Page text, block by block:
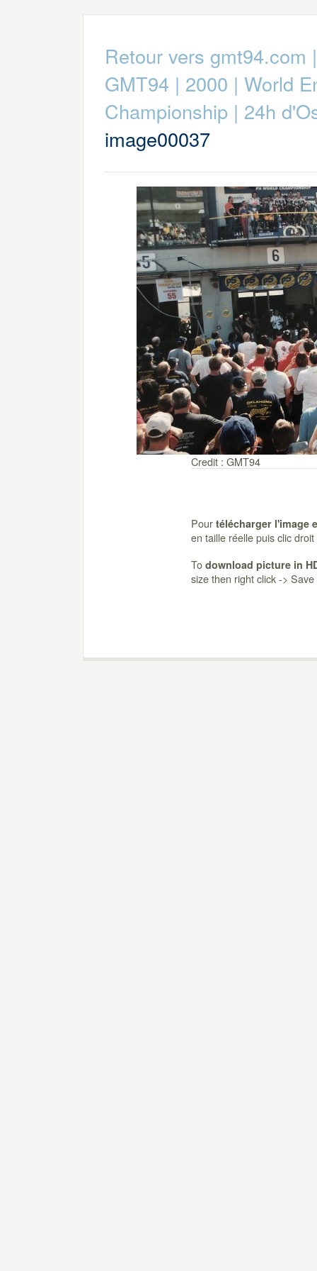
Retour vers gmt94.com
GMT94 | 2000 | World
Championship | 24h
image00037
Credit : GMT94
Pour télécharger l'image
en taille réelle puis clic
To download picture in
size then right click ->